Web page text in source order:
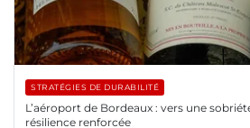
STRATÉGIES DE DURABILITÉ
L’aéroport de Bordeaux : vers une
résilience renforcée